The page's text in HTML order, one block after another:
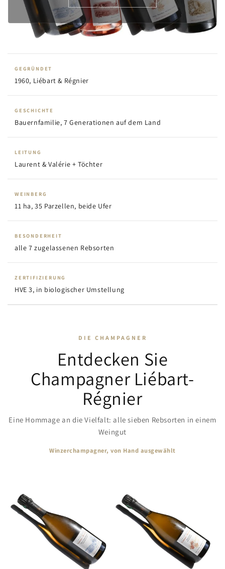
GEGRÜNDET
1960, Liébart & Régnier
GESCHICHTE
Bauernfamilie, 7 Generationen auf dem Land
LEITUNG
Laurent & Valérie + Töchter
WEINBERG
11 ha, 35 Parzellen, beide Ufer
BESONDERHEIT
alle 7 zugelassenen Rebsorten
ZERTIFIZIERUNG
HVE 3, in biologischer Umstellung
DIE CHAMPAGNER
Entdecken Sie
Champagner Liébart-
Régnier
Eine Hommage an die Vielfalt: alle sieben Rebsorten in einem
Weingut
Winzerchampagner, von Hand ausgewählt